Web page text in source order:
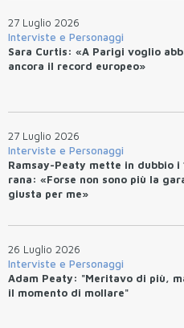
27 Luglio 2026
Interviste e Personaggi
Sara Curtis: «A Parigi voglio
ancora il record europeo»
27 Luglio 2026
Interviste e Personaggi
Ramsay-Peaty mette in dubbio i
rana: «Forse non sono più la
giusta per me»
26 Luglio 2026
Interviste e Personaggi
Adam Peaty: "Meritavo di più,
il momento di mollare"